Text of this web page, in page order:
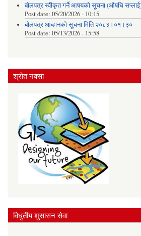
बोलपत्र स्वीकृत गर्ने आषयको सूचना (औषधि
Post date: 05/20/2026 - 10:15
बोलपत्र आव्हानको सूचना मिति २०८३।०१।३०
Post date: 05/13/2026 - 15:58
श्रोत नक्सा
विधुतीय शुसासन सेवा